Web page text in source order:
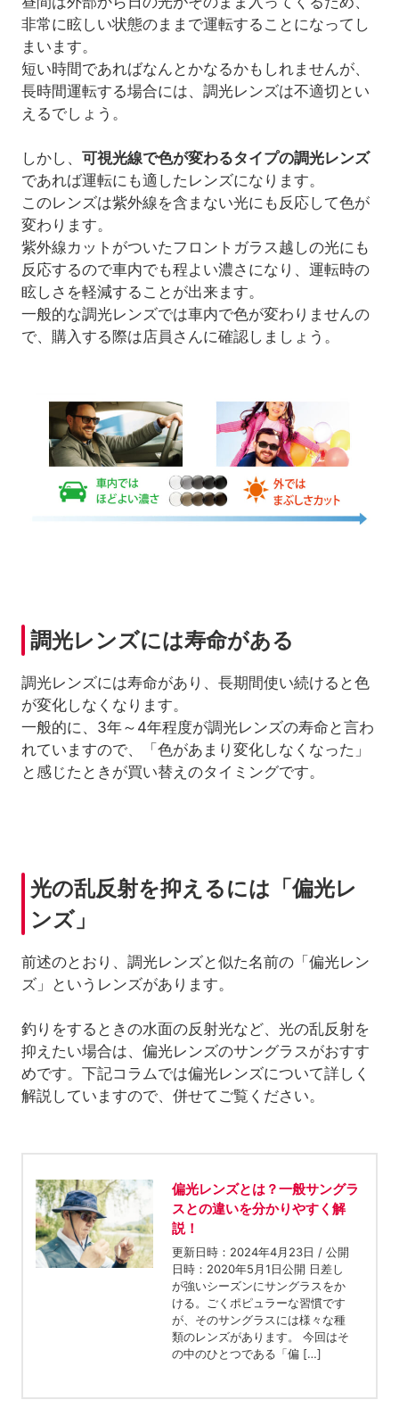
非常に眩しい状態のままで運転することになってし
まいます。
短い時間であればなんとかなるかもしれませんが、
長時間運転する場合には、調光レンズは不適切とい
えるでしょう。
しかし、 可視光線で色が変わるタイプの調光レンズ
であれば運転にも適したレンズになります。
このレンズは紫外線を含まない光にも反応して色が
変わります。
紫外線カットがついたフロントガラス越しの光にも
反応するので車内でも程よい濃さになり、運転時の
眩しさを軽減することが出来ます。
一般的な調光レンズでは車内で色が変わりませんの
で、購入する際は店員さんに確認しましょう。
調光レンズには寿命がある
調光レンズには寿命があり、長期間使い続けると色
が変化しなくなります。
一般的に、3年～4年程度が調光レンズの寿命と言わ
れていますので、「色があまり変化しなくなった」
と感じたときが買い替えのタイミングです。
光の乱反射を抑えるには「偏光レ
ンズ」
前述のとおり、調光レンズと似た名前の「偏光レン
ズ」というレンズがあります。
釣りをするときの水面の反射光など、光の乱反射を
抑えたい場合は、偏光レンズのサングラスがおすす
めです。下記コラムでは偏光レンズについて詳しく
解説していますので、併せてご覧ください。
偏光レンズとは？一般サングラ
スとの違いを分かりやすく解
説！
更新日時：2024年4月23日 / 公開
日時：2020年5月1日公開 日差し
が強いシーズンにサングラスをか
ける。ごくポピュラーな習慣です
が、そのサングラスには様々な種
類のレンズがあります。 今回はそ
の中のひとつである「偏 […]